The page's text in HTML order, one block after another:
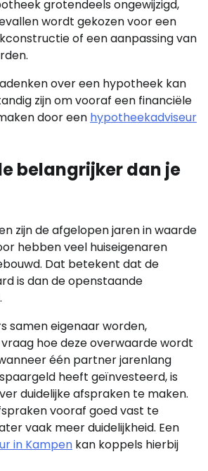
grotendeels ongewijzigd,
wordt gekozen voor een
of een aanpassing van
over een hypotheek kan
zijn om vooraf een financiële
door een hypotheekadviseur
belangrijker dan je
zijn de afgelopen jaren in waarde
hebben veel huiseigenaren
Dat betekent dat de
is dan de openstaande
samen eigenaar worden,
hoe deze overwaarde wordt
één partner jarenlang
heeft geïnvesteerd, is
duidelijke afspraken te maken.
vooraf goed vast te
vaak meer duidelijkheid. Een
in Kampen kan koppels hierbij